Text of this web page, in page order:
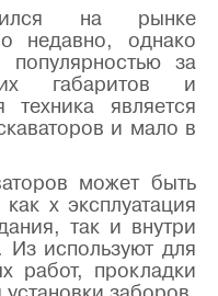
на рынке
недавно, однако
популярностью за
габаритов и
техника является
и мало в
может быть
х эксплуатация
так и внутри
используют для
работ, прокладки